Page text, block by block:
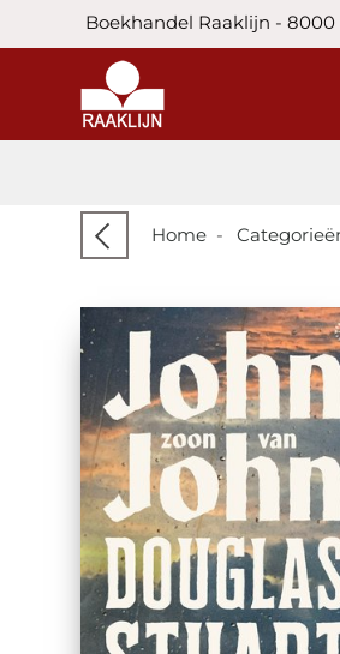
Boekhandel Raaklijn -
Home -